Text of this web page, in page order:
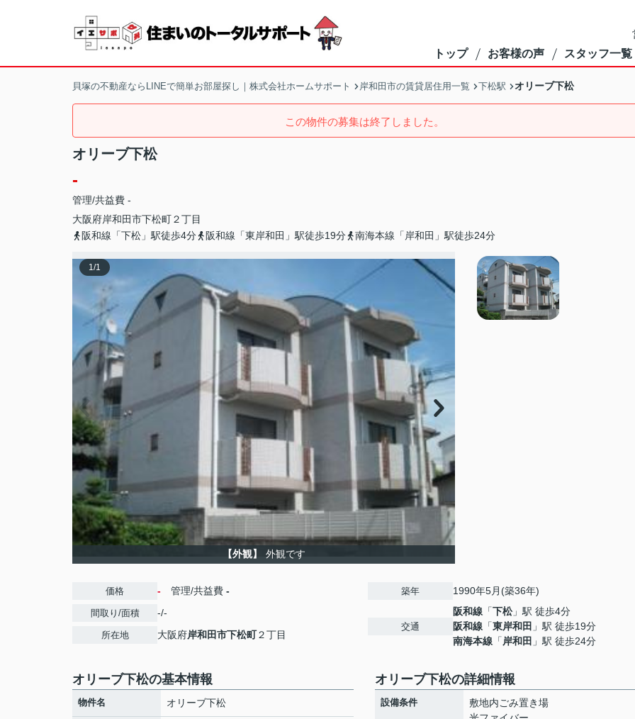
トップ お客様の声 スタッフ一覧
貝塚の不動産ならLINEで簡単お部屋探し｜株式会社ホームサポート 岸和田市の賃貸居住用一覧 下松駅 オリーブ下松
この物件の募集は終了しました。
オリーブ下松
-
管理/共益費 -
大阪府岸和田市下松町２丁目
阪和線「下松」駅徒歩4分
阪和線「東岸和田」駅徒歩19分 南海本線「岸和田」駅徒歩24分
1/1
【外観】 外観です
価格 - 管理/共益費 -
間取り/面積 -/-
所在地 大阪府岸和田市下松町２丁目
築年 1990年5月(築36年)
交通
阪和線 「下松」駅 徒歩4分
阪和線 「東岸和田 」駅 徒歩19分
南海本線 「 岸和田 」駅 徒歩24分
オリーブ下松の基本情報
物件名 オリーブ下松
オリーブ下松の詳細情報
設備条件
敷地内ごみ置き場